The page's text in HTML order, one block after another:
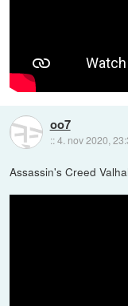
oo7
::4. nov 2020,
Assassin's Creed